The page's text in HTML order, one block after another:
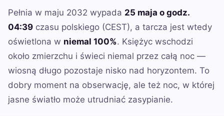
Pełnia w maju 2032 wypada 25 maja o godz.
04:39 czasu polskiego (CEST), a tarcza jest wtedy
oświetlona w niemal 100%. Księżyc wschodzi
około zmierzchu i świeci niemal przez całą noc —
wiosną długo pozostaje nisko nad horyzontem. To
dobry moment na obserwację, ale też noc, w której
jasne światło może utrudniać zasypianie.